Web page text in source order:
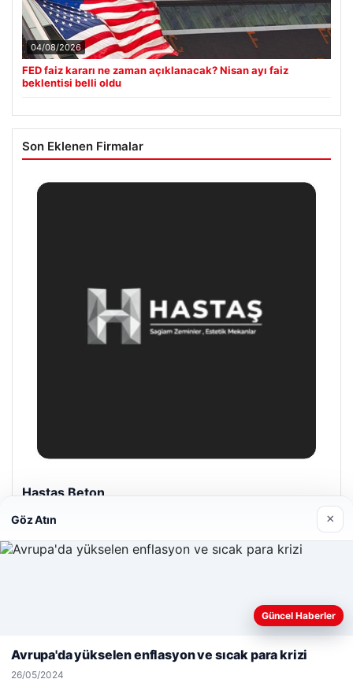
04/08/2026
FED faiz kararı ne zaman açıklanacak? Nisan ayı faiz
beklentisi belli oldu
Son Eklenen Firmalar
Hastaş Beton
Web sitemizi nasıl kullandığınızı daha iyi anlayabilmek,
deneyiminizi kişiselleştirmek ve geliştirmek amacıyla çerezler
Reddet
Göz Atın ×
Güncel Haberler
Avrupa'da yükselen enflasyon ve sıcak para krizi
26/05/2024
malta dil okulları |
lemagrup.com.tr